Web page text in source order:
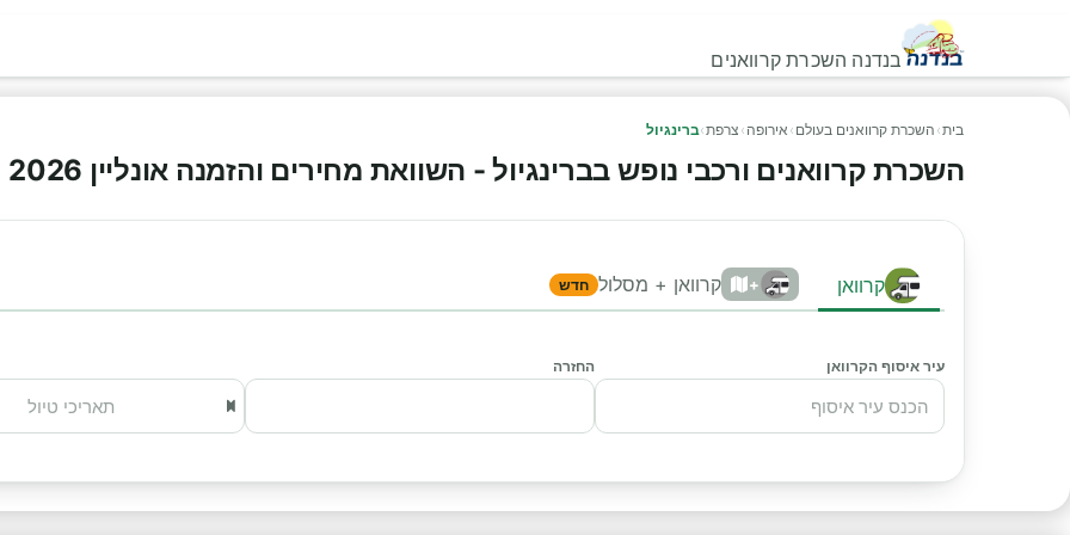
בנדנה השכרת קרוואנים
בית› השכרת קרוואנים בעולם › אירופה › צרפת›ברינגיול
השכרת קרוואנים ורכבי נופש בברינגיול - השוואת מחירים והזמנה אונליין 2026
קרוואן + קרוואן + מסלול חדש
עיר איסוף הקרוואן החזרה